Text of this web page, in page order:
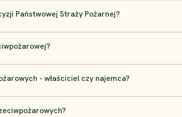
Państwowej Straży Pożarnej?
- właściciel czy najemca?